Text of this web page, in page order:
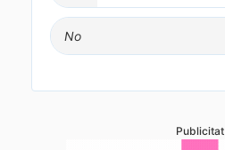
No
Publicitat